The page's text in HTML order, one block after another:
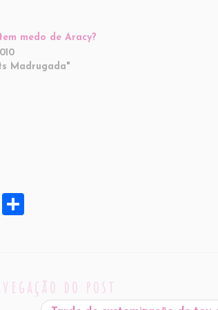
medo de Aracy?
Madrugada"
X
do post